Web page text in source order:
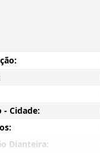
- Cidade:
Dianteira: